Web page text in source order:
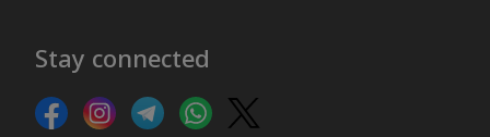
Stay connected